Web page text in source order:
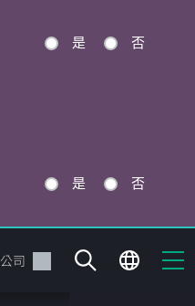
是 否
是 否
公司